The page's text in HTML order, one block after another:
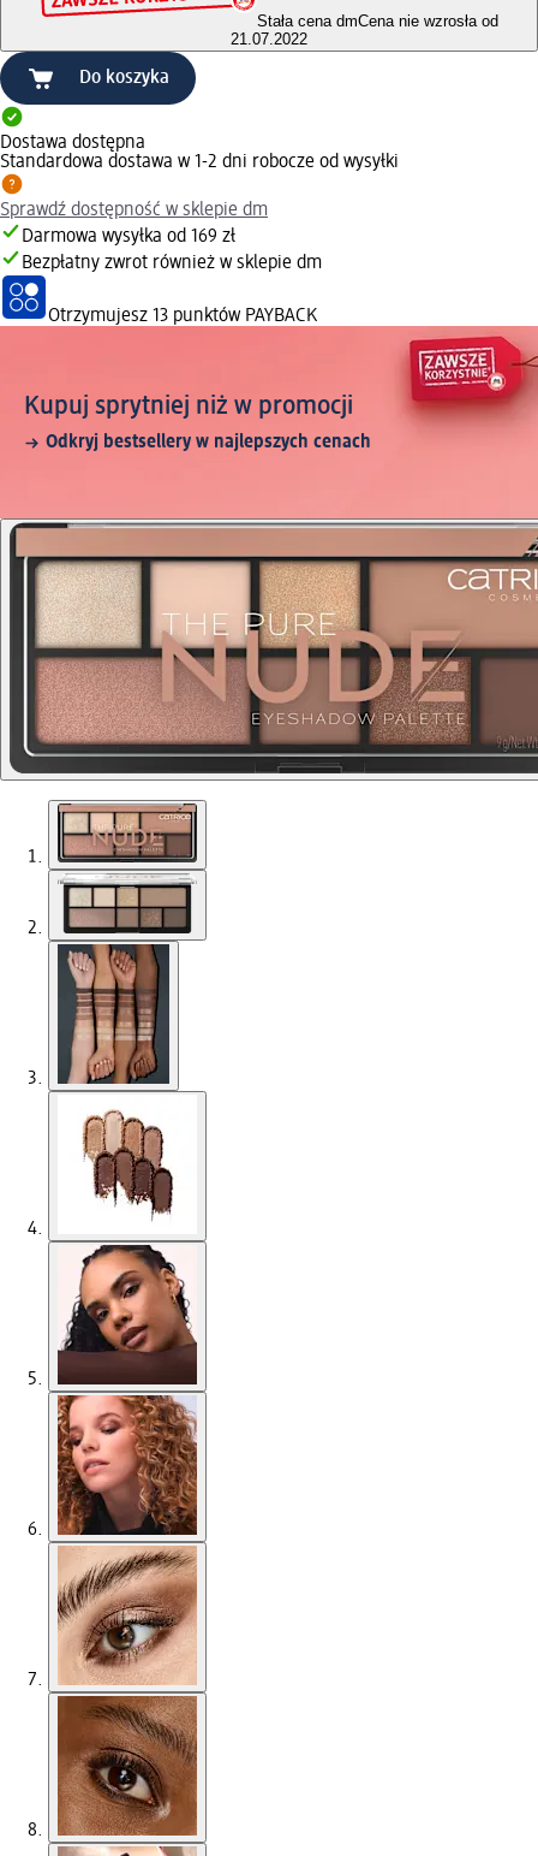
Stała cena dmCena nie wzrosła od
21.07.2022
Do koszyka
Dostawa dostępna
Standardowa dostawa w 1-2 dni robocze od wysyłki
Sprawdź dostępność w sklepie dm
Darmowa wysyłka od 169 zł
Bezpłatny zwrot również w sklepie dm
Otrzymujesz 13 punktów PAYBACK
Kupuj sprytniej niż w promocji
Odkryj bestsellery w najlepszych cenach